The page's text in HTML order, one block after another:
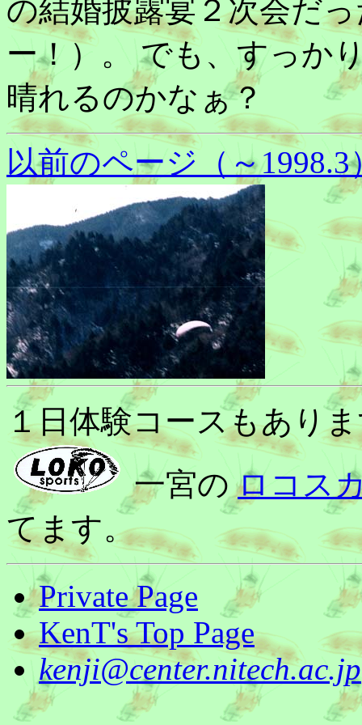
の結婚披露宴２次会だ
ー！）。 でも、すっか
晴れるのかなぁ？
以前のページ（～1998.3
１日体験コースもあり
一宮の ロコス
てます。
Private Page
KenT's Top Page
kenji@center.nitech.ac.jp